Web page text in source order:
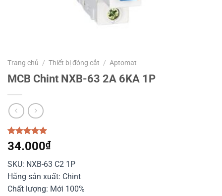
Trang chủ / Thiết bị đóng cắt / Aptomat
MCB Chint NXB-63 2A 6KA 1P
5.00
trên 5
dựa trên
1
34.000₫
SKU: NXB-63 C2 1P
Hãng sản xuất: Chint
Chất lượng: Mới 100%